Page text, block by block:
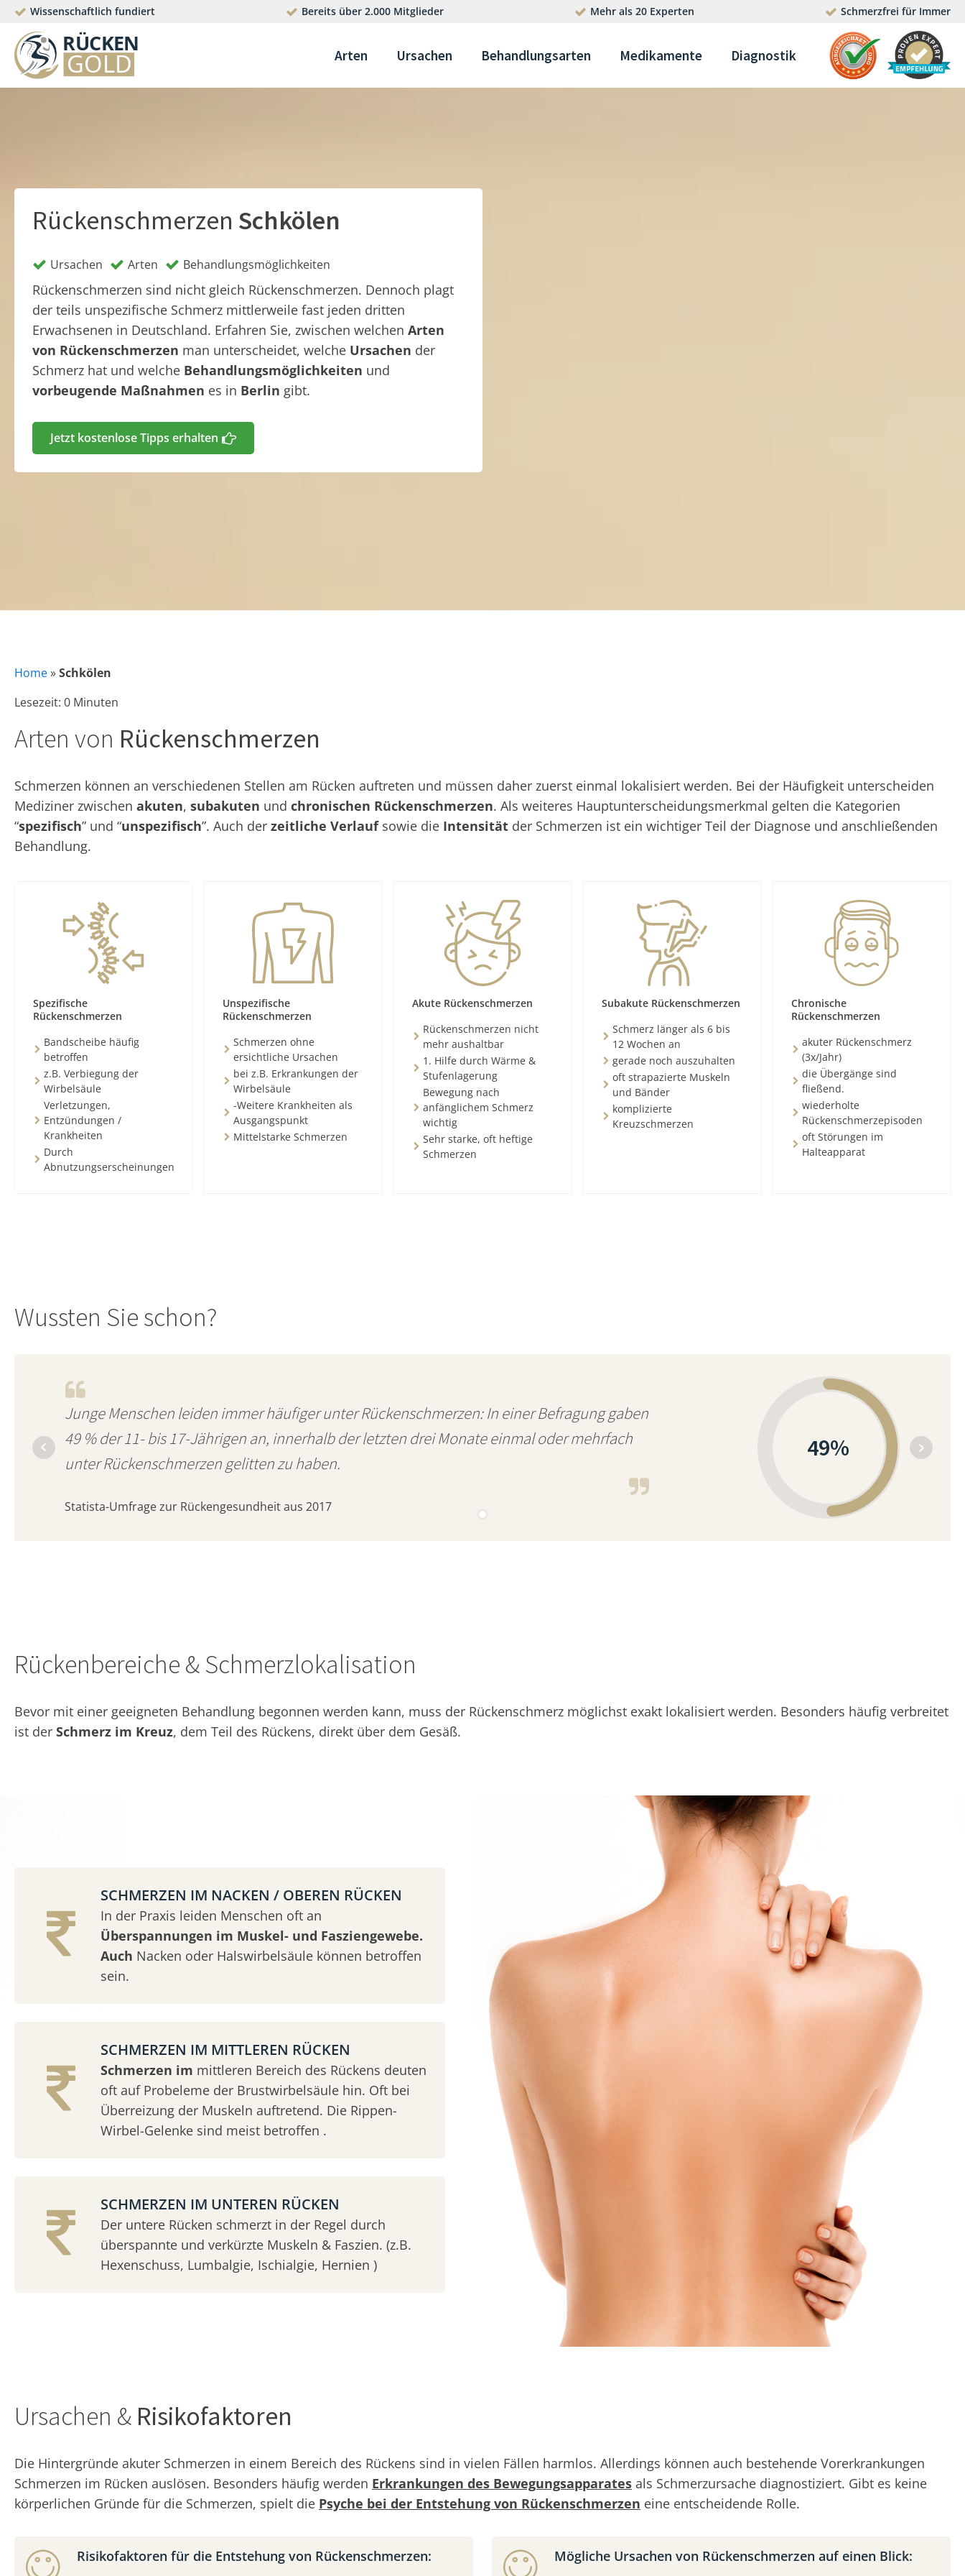
Wissenschaftlich fundiert Bereits über 2.000 Mitglieder Mehr als 20 Experten Schmerzfrei für Immer
Arten Ursachen Behandlungsarten Medikamente Diagnostik
Rückenschmerzen Schkölen
Ursachen Arten Behandlungsmöglichkeiten
Rückenschmerzen sind nicht gleich Rückenschmerzen. Dennoch plagt
der teils unspezifische Schmerz mittlerweile fast jeden dritten
Erwachsenen in Deutschland. Erfahren Sie, zwischen welchen Arten
von Rückenschmerzen man unterscheidet, welche Ursachen der
Schmerz hat und welche Behandlungsmöglichkeiten und
vorbeugende Maßnahmen es in Berlin gibt.
Jetzt kostenlose Tipps erhalten
Home»Schkölen
Lesezeit: 0 Minuten
Arten von Rückenschmerzen
Schmerzen können an verschiedenen Stellen am Rücken auftreten und müssen daher zuerst einmal lokalisiert werden. Bei der Häufigkeit unterscheiden
Mediziner zwischen akuten, subakuten und chronischen Rückenschmerzen. Als weiteres Hauptunterscheidungsmerkmal gelten die Kategorien
“spezifisch” und “unspezifisch”. Auch der zeitliche Verlauf sowie die Intensität der Schmerzen ist ein wichtiger Teil der Diagnose und anschließenden
Behandlung.
Spezifische
Rückenschmerzen
Bandscheibe häufig
betroffen
z.B. Verbiegung der
Wirbelsäule
Verletzungen,
Entzündungen /
Krankheiten
Durch
Abnutzungserscheinungen
Unspezifische
Rückenschmerzen
Schmerzen ohne
ersichtliche Ursachen
bei z.B. Erkrankungen der
Wirbelsäule
-Weitere Krankheiten als
Ausgangspunkt
Mittelstarke Schmerzen
Akute Rückenschmerzen
Rückenschmerzen nicht
mehr aushaltbar
1. Hilfe durch Wärme &
Stufenlagerung
Bewegung nach
anfänglichem Schmerz
wichtig
Sehr starke, oft heftige
Schmerzen
Subakute Rückenschmerzen
Schmerz länger als 6 bis
12 Wochen an
gerade noch auszuhalten
oft strapazierte Muskeln
und Bänder
komplizierte
Kreuzschmerzen
Chronische
Rückenschmerzen
akuter Rückenschmerz
(3x/Jahr)
die Übergänge sind
fließend.
wiederholte
Rückenschmerzepisoden
oft Störungen im
Halteapparat
Wussten Sie schon?
Junge Menschen leiden immer häufiger unter Rückenschmerzen: In einer Befragung gaben
49 % der 11- bis 17-Jährigen an, innerhalb der letzten drei Monate einmal oder mehrfach
unter Rückenschmerzen gelitten zu haben.
Statista-Umfrage zur Rückengesundheit aus 2017
49%
Rückenbereiche & Schmerzlokalisation
Bevor mit einer geeigneten Behandlung begonnen werden kann, muss der Rückenschmerz möglichst exakt lokalisiert werden. Besonders häufig verbreitet
ist der Schmerz im Kreuz, dem Teil des Rückens, direkt über dem Gesäß.
SCHMERZEN IM NACKEN / OBEREN RÜCKEN
In der Praxis leiden Menschen oft an
Überspannungen im Muskel- und Fasziengewebe.
Auch Nacken oder Halswirbelsäule können betroffen
sein.
SCHMERZEN IM MITTLEREN RÜCKEN
Schmerzen im mittleren Bereich des Rückens deuten
oft auf Probeleme der Brustwirbelsäule hin. Oft bei
Überreizung der Muskeln auftretend. Die Rippen-
Wirbel-Gelenke sind meist betroffen .
SCHMERZEN IM UNTEREN RÜCKEN
Der untere Rücken schmerzt in der Regel durch
überspannte und verkürzte Muskeln & Faszien. (z.B.
Hexenschuss, Lumbalgie, Ischialgie, Hernien )
Ursachen & Risikofaktoren
Die Hintergründe akuter Schmerzen in einem Bereich des Rückens sind in vielen Fällen harmlos. Allerdings können auch bestehende Vorerkrankungen
Schmerzen im Rücken auslösen. Besonders häufig werden Erkrankungen des Bewegungsapparates als Schmerzursache diagnostiziert. Gibt es keine
körperlichen Gründe für die Schmerzen, spielt die Psyche bei der Entstehung von Rückenschmerzen eine entscheidende Rolle.
Risikofaktoren für die Entstehung von Rückenschmerzen: Mögliche Ursachen von Rückenschmerzen auf einen Blick: